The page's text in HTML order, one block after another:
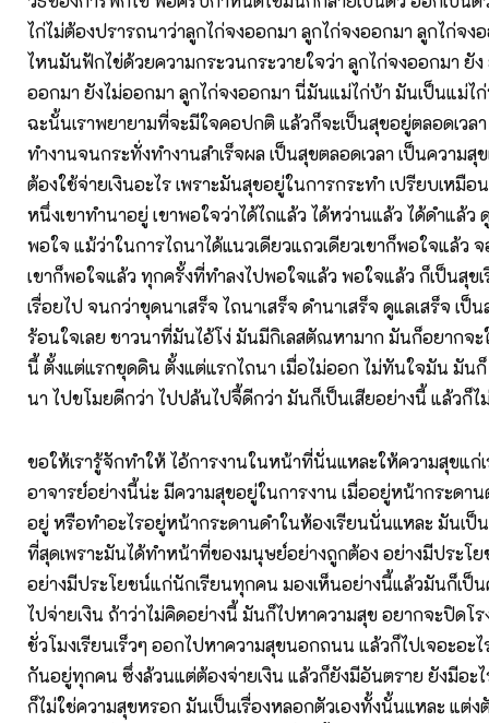
ไก่ไม่ต้องปรารถนาว่าลูกไก่จงออกมา ลูกไก่จงออกมา ลูกไก่จง
ไหนมันฟักไข่ด้วยความกระวนกระวายใจว่า ลูกไก่จงออกมา ยัง
ออกมา ยังไม่ออกมา ลูกไก่จงออกมา นี่มันแม่ไก่บ้า มันเป็นแม่ไ
ฉะนั้นเราพยายามที่จะมีใจคอปกติ แล้วก็จะเป็นสุขอยู่ตลอดเวล
ทำงานจนกระทั่งทำงานสำเร็จผล เป็นสุขตลอดเวลา เป็นความสุ
ต้องใช้จ่ายเงินอะไร เพราะมันสุขอยู่ในการกระทำ เปรียบเหมื
หนึ่งเขาทำนาอยู่ เขาพอใจว่าได้ไถแล้ว ได้หว่านแล้ว ได้ดำแล้ว
พอใจ แม้ว่าในการไถนาได้แนวเดียวแถวเดียวเขาก็พอใจแล้ว
เขาก็พอใจแล้ว ทุกครั้งที่ทำลงไปพอใจแล้ว พอใจแล้ว ก็เป็นสุขเ
เรื่อยไป จนกว่าขุดนาเสร็จ ไถนาเสร็จ ดำนาเสร็จ ดูแลเสร็จ เป็
ร้อนใจเลย ชาวนาที่มันไอ้โง่ มันมีกิเลสตัณหามาก มันก็อยากจ
นี้ ตั้งแต่แรกขุดดิน ตั้งแต่แรกไถนา เมื่อไม่ออก ไม่ทันใจมัน มัน
นา ไปขโมยดีกว่า ไปปล้นไปจี้ดีกว่า มันก็เป็นเสียอย่างนี้ แล้วก็ไ
ขอให้เรารู้จักทำให้ ไอ้การงานในหน้าที่นั่นแหละให้ความสุขแก่
อาจารย์อย่างนี้น่ะ มีความสุขอยู่ในการงาน เมื่ออยู่หน้ากระดา
อยู่ หรือทำอะไรอยู่หน้ากระดานดำในห้องเรียนนั่นแหละ มันเป็
ที่สุดเพราะมันได้ทำหน้าที่ของมนุษย์อย่างถูกต้อง อย่างมีประโ
อย่างมีประโยชน์แก่นักเรียนทุกคน มองเห็นอย่างนี้แล้วมันก็เป็
ไปจ่ายเงิน ถ้าว่าไม่คิดอย่างนี้ มันก็ไปหาความสุข อยากจะปิดโร
ชั่วโมงเรียนเร็วๆ ออกไปหาความสุขนอกถนน แล้วก็ไปเจอะอะไ
กันอยู่ทุกคน ซึ่งล้วนแต่ต้องจ่ายเงิน แล้วก็ยังมีอันตราย ยังมีอะ
ก็ไม่ใช่ความสุขหรอก มันเป็นเรื่องหลอกตัวเองทั้งนั้นแหละ แต่